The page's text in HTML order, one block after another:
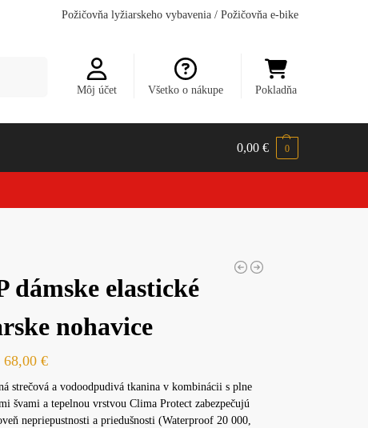
Požičovňa lyžiarskeho vybavenia / Požičovňa e-bike
Môj účet Všetko o nákupe Pokladňa
0,00 € 0
dámske elastické
nohavice
68,00€
strečová a vodoodpudivá tkanina v kombinácii s plne
švami a tepelnou vrstvou Clima Protect zabezpečujú
nepriepustnosti a priedušnosti (Waterproof 20 000,